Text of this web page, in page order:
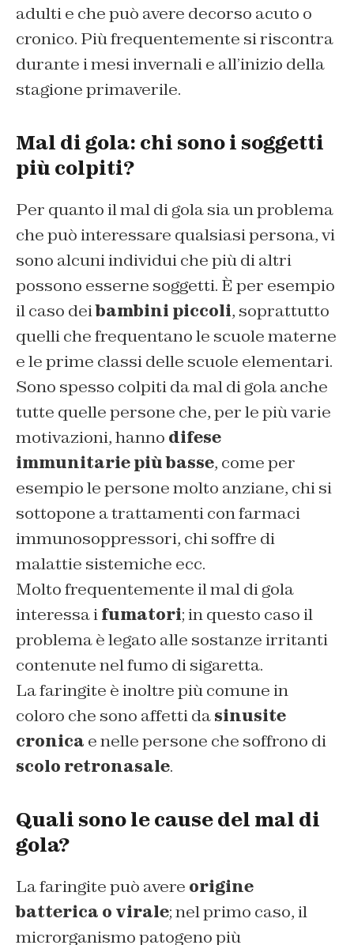
adulti e che può avere decorso acuto o
cronico. Più frequentemente si riscontra
durante i mesi invernali e all’inizio della
stagione primaverile.
Mal di gola: chi sono i soggetti
più colpiti?
Per quanto il mal di gola sia un problema
che può interessare qualsiasi persona, vi
sono alcuni individui che più di altri
possono esserne soggetti. È per esempio
il caso deibambini piccoli, soprattutto
quelli che frequentano le scuole materne
e le prime classi delle scuole elementari.
Sono spesso colpiti da mal di gola anche
tutte quelle persone che, per le più varie
motivazioni, hanno difese
immunitarie più basse, come per
esempio le persone molto anziane, chi si
sottopone a trattamenti con farmaci
immunosoppressori, chi soffre di
malattie sistemiche ecc.
Molto frequentemente il mal di gola
interessa ifumatori; in questo caso il
problema è legato alle sostanze irritanti
contenute nel fumo di sigaretta.
La faringite è inoltre più comune in
coloro che sono affetti dasinusite
cronica e nelle persone che soffrono di
scolo retronasale.
Quali sono le cause del mal di
gola?
La faringite può avere origine
batterica o virale; nel primo caso, il
microrganismo patogeno più